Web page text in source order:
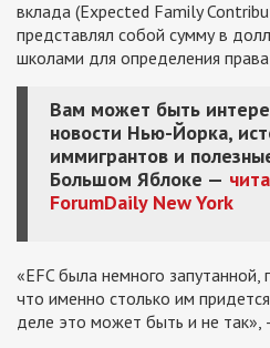
вклада (Expected Family
представлял собой сумму в
школами для определения
Вам может быть
новости Нью-Йорка,
иммигрантов и
Большом Яблоке —
ForumDaily New York
«EFC была немного запутанной,
что именно столько им
деле это может быть и не так»,